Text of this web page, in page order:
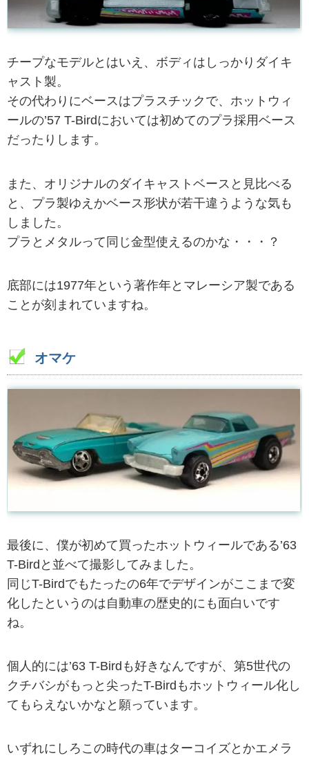
チープなモデルとはいえ、ボディはしっかりダイキ
ャスト製。
その代わりにベースはプラスチックで、ホットウィ
ールの’57 T-Birdにおいては初めてのプラ採用ベース
だったりします。
また、オリジナルのダイキャストベースと見比べる
と、プラ製ゆえかベース形状が若干違うような気も
しました。
プラとメタルって同じ金型使えるのかな・・・？
底部には1977年という著作年とマレーシア製である
ことが刻まれていますね。
オマケ
最後に、僕が初めて買ったホットウィールである’63
T-Birdと並べて撮影してみました。
同じT-Birdでもたったの6年でデザインがここまで変
化したというのは自動車の歴史的にも面白いです
ね。
個人的には’63 T-Birdも好きなんですが、第5世代の
クチバシがもっと尖ったT-Birdもホットウィール化し
てもらえないかなと願っています。
いずれにしろこの時代の車はターコイズとかエメラ